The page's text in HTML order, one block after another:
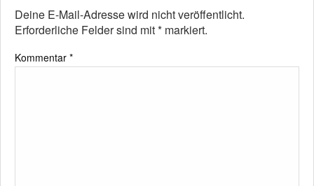
Deine E-Mail-Adresse wird nicht veröffentlicht.
Erforderliche Felder sind mit* markiert.
Kommentar *